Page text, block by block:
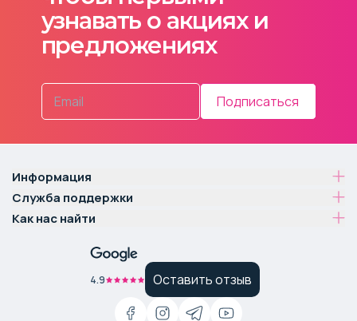
узнавать о акциях и
предложениях
Подписаться
Информация
Служба поддержки
Как нас найти
4.9 Оставить отзыв